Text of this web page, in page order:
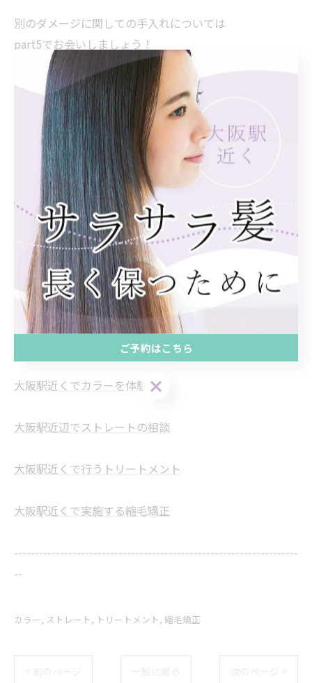
別のダメージに関しての手入れについては
part5でお会いしましょう！
Retto:奥野でした。
Instagramもやってます。
retto_okuno
気軽に髪の毛の相談など
何なりと申し付けくださいませ。
--------------------------------------------------------------------
Retto:
住所 : 大阪府大阪市北区曾根崎新地１丁目５−２４
K.S北新地ビル3階
電話番号 : 06-6225-7899
大阪駅近くでカラーを体験
大阪駅近辺でストレートの相談
大阪駅近くで行うトリートメント
大阪駅近くで実施する縮毛矯正
--------------------------------------------------------------------
--
カラー ストレート トリートメント 縮毛矯正
< 前のページ 一覧に戻る 次のページ >
ご予約はこちら